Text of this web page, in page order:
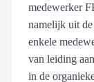
medewerker
namelijk uit
enkele
van leiding
in de